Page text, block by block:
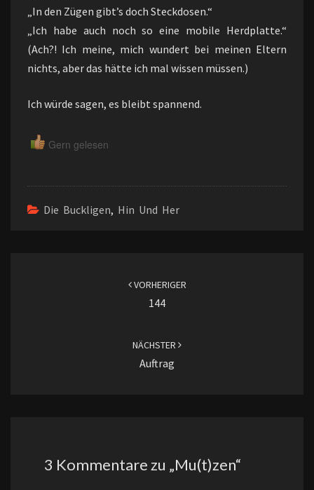
„In den Zügen gibt’s doch Steckdosen.“
„Ich habe auch noch so eine mobile Herdplatte.“
(Ach?! Ich meine, mich wundert bei meinen Eltern
nichts, aber das hätte ich mal wissen müssen.)
Ich würde sagen, es bleibt spannend.
Gern gelesen
Die Buckligen, Hin Und Her
VORHERIGER
144
NÄCHSTER
Auftrag
3 Kommentare zu „Mu(t)zen“